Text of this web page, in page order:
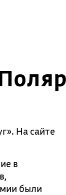
На сайте
в
были